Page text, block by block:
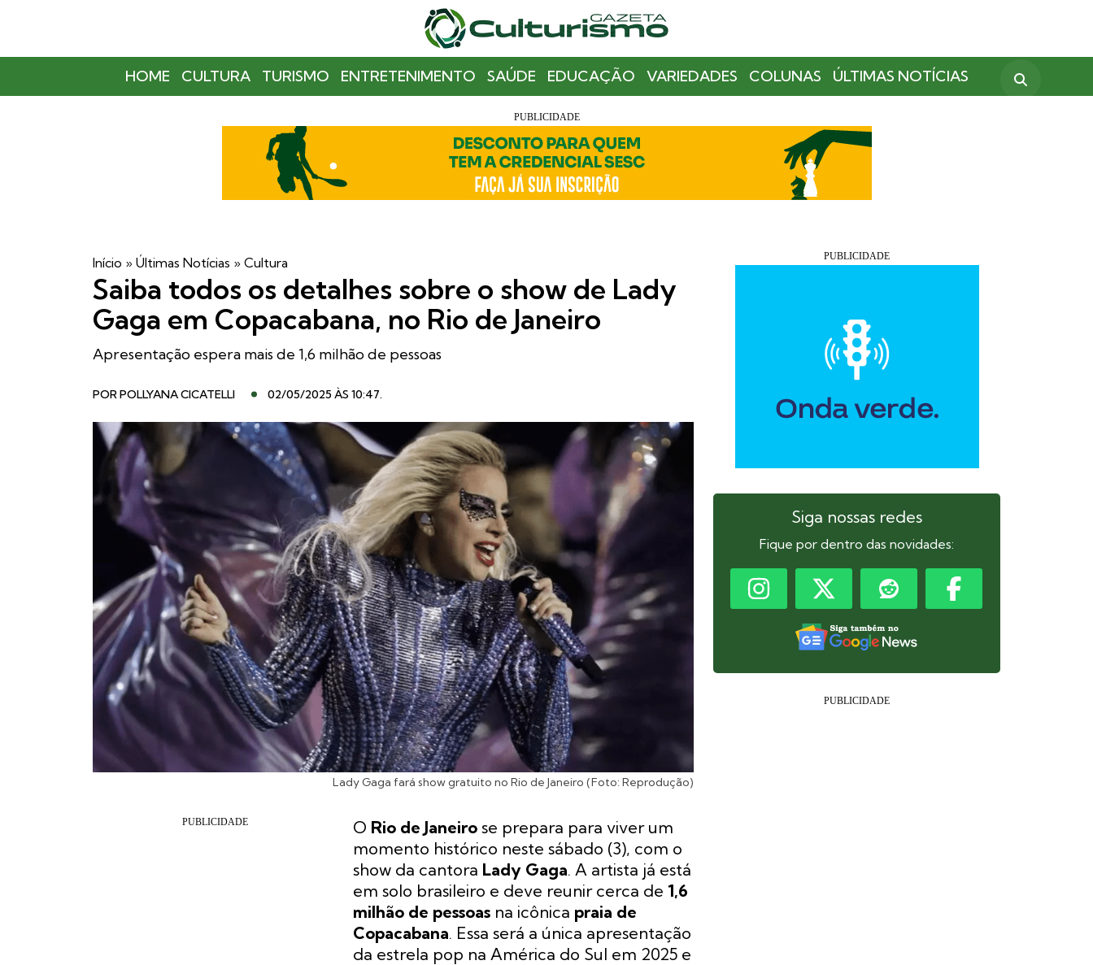
HOME CULTURA TURISMO ENTRETENIMENTO SAÚDE EDUCAÇÃO VARIEDADES COLUNAS ÚLTIMAS NOTÍCIAS
Início » Últimas Notícias » Cultura
Saiba todos os detalhes sobre o show de Lady
Gaga em Copacabana, no Rio de Janeiro
Apresentação espera mais de 1,6 milhão de pessoas
PORPOLLYANA CICATELLI 02/05/2025 ÀS 10:47.
Lady Gaga fará show gratuito no Rio de Janeiro (Foto: Reprodução)
O Rio de Janeiro se prepara para viver um
momento histórico neste sábado (3), com o
show da cantora Lady Gaga. A artista já está
em solo brasileiro e deve reunir cerca de 1,6
milhão de pessoas na icônica praia de
Copacabana. Essa será a única apresentação
da estrela pop na América do Sul em 2025 e
Siga nossas redes
Fique por dentro das novidades: